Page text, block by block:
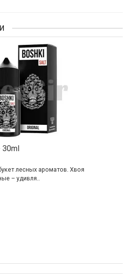
30ml
лесных ароматов. Хвоя
– удивля..